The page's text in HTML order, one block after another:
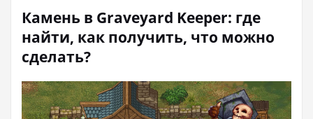
Камень в Graveyard Keeper: где
найти, как получить, что можно
сделать?